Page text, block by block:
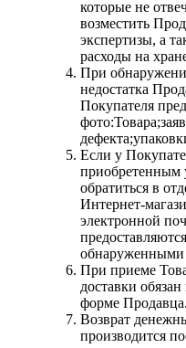
которые не
возместить
экспертизы, а
расходы на
При
недостатка
Покупателя
Если у
приобретенным
обратиться в
Интернет-
электронной
обнаруженными
При приеме
доставки
форме Продавца.
Возврат
производится